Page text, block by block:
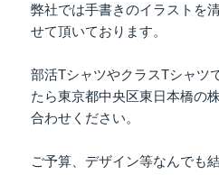
弊社では手書きのイラストを
せて頂いております。
部活TシャツやクラスTシャツ
たら東京都中央区東日本橋の
合わせください。
ご予算、デザイン等なんでも